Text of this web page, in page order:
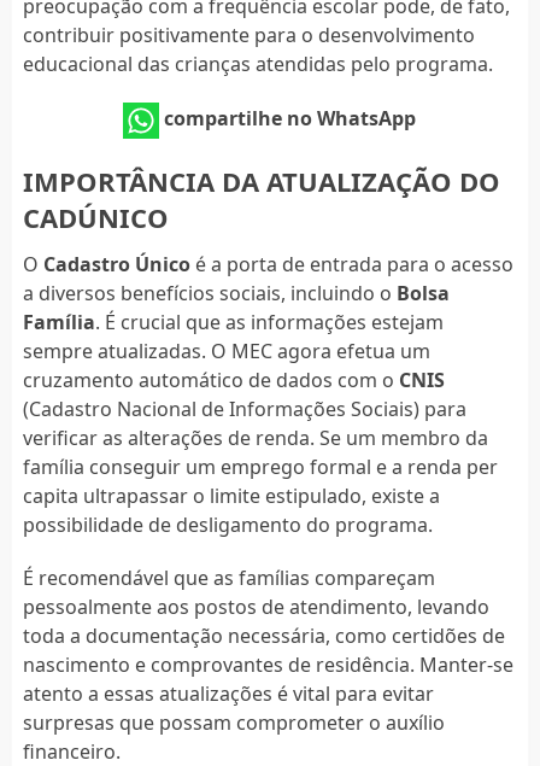
preocupação com a frequência escolar pode, de fato,
contribuir positivamente para o desenvolvimento
educacional das crianças atendidas pelo programa.
compartilhe no WhatsApp
IMPORTÂNCIA DA ATUALIZAÇÃO DO
CADÚNICO
O Cadastro Únicoé a porta de entrada para o acesso
a diversos benefícios sociais, incluindo o Bolsa
Família. É crucial que as informações estejam
sempre atualizadas. O MEC agora efetua um
cruzamento automático de dados com o CNIS
(Cadastro Nacional de Informações Sociais) para
verificar as alterações de renda. Se um membro da
família conseguir um emprego formal e a renda per
capita ultrapassar o limite estipulado, existe a
possibilidade de desligamento do programa.
É recomendável que as famílias compareçam
pessoalmente aos postos de atendimento, levando
toda a documentação necessária, como certidões de
nascimento e comprovantes de residência. Manter-se
atento a essas atualizações é vital para evitar
surpresas que possam comprometer o auxílio
financeiro.